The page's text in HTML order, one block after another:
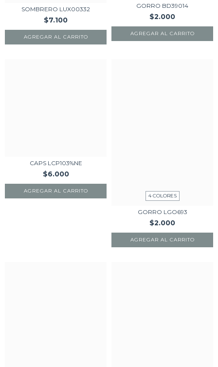
SOMBRERO LUX00332
$7.100
AGREGAR AL CARRITO
GORRO BD39014
$2.000
AGREGAR AL CARRITO
CAPS LCP103%NE
$6.000
AGREGAR AL CARRITO
4 COLORES
GORRO LGO693
$2.000
AGREGAR AL CARRITO